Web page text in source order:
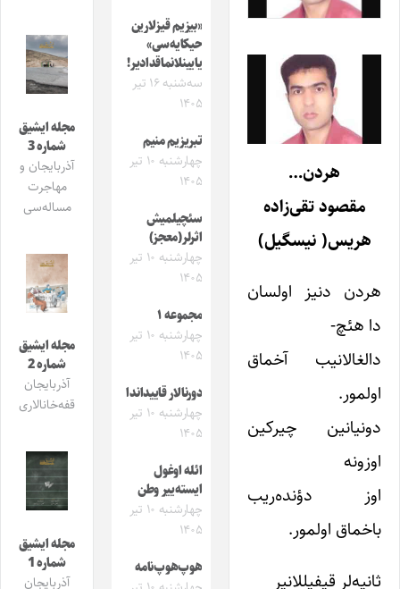
هردن…
مقصود تقی‌زاده
هریس( نیسگیل)
هردن دنیز اولسان
دا هئچ-
دالغالانیب آخماق
اولمور.
دونیانین چیرکین
اوزونه
اوز دؤنده‌ریب
باخماق اولمور.
ثانیه‌لر قیفیللانیر
«بیزیم قیزلارین
حیکایه‌سی»
یایینلانماقدادیر!
سه‌شنبه ۱۶ تیر
۱۴۰۵
تبریزیم منیم
چهارشنبه ۱۰ تیر
۱۴۰۵
سئچیلمیش
اثرلر(معجز)
چهارشنبه ۱۰ تیر
۱۴۰۵
مجموعه ۱
چهارشنبه ۱۰ تیر
۱۴۰۵
دورنالار قاییداندا
چهارشنبه ۱۰ تیر
۱۴۰۵
ائله اوغول
ایسته‌ییر وطن
چهارشنبه ۱۰ تیر
۱۴۰۵
هوپ‌هوپ‌نامه
مجله ایشیق
شماره 3
آذربایجان و
مهاجرت
مساله‌سی
مجله ایشیق
شماره 2
آذربایجان
قفه‌خانالاری
مجله ایشیق
شماره 1
آذربایجان